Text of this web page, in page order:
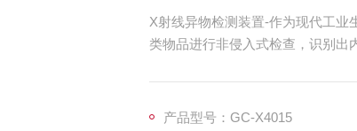
X射线异物检测装置-作为现代工业
类物品进行非侵入式检查，识别出
产品型号：GC-X4015